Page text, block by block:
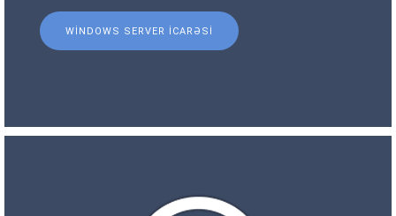
WINDOWS SERVER ICARƏSI